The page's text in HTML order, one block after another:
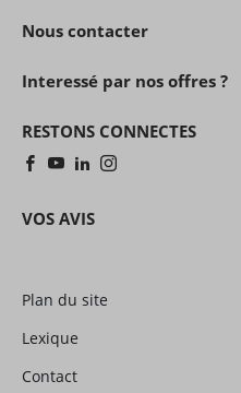
Nous contacter
Interessé par nos offres ?
RESTONS CONNECTES
VOS AVIS
Plan du site
Lexique
Contact